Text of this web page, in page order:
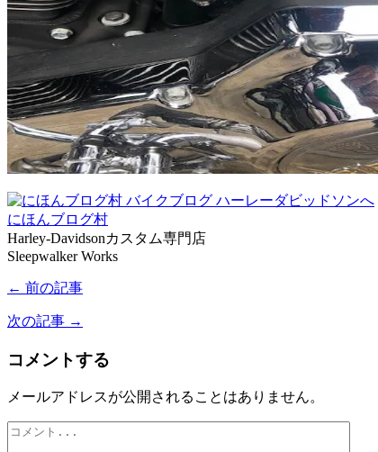
にほんブログ村
Harley-Davidsonカスタム専門店
Sleepwalker Works
← 前の記事
次の記事 →
コメントする
メールアドレスが公開されることはありません。